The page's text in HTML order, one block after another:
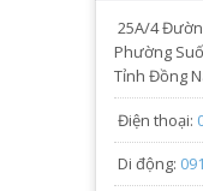
25A/4
Phường
Tỉnh Đồng
Điện thoại:
Di động: